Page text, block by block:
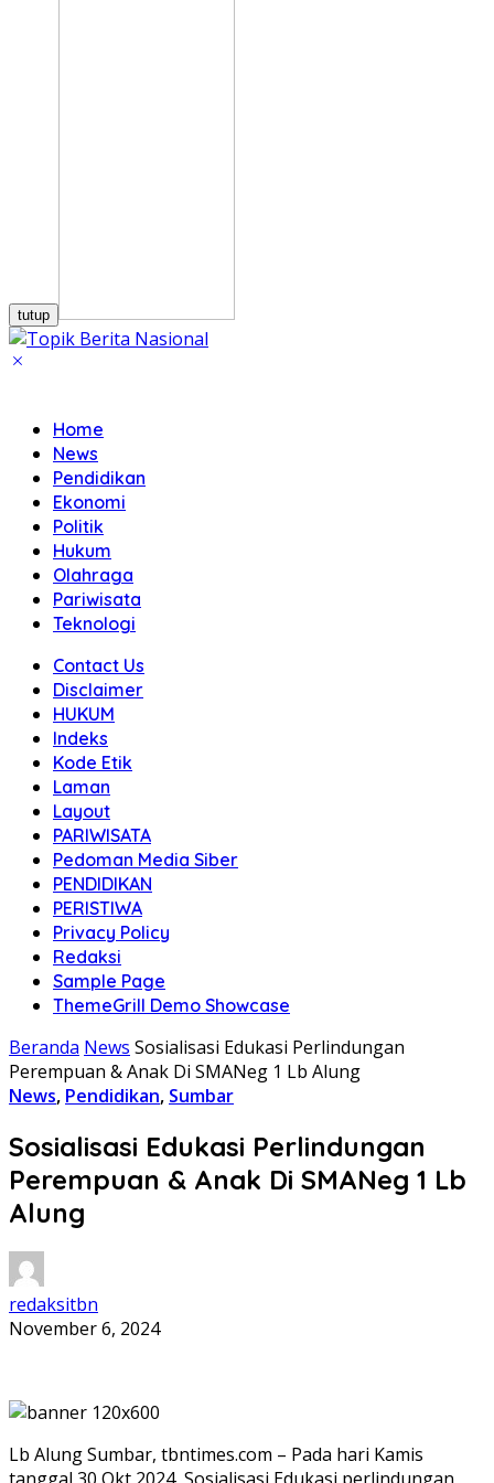
tutup
Home
News
Pendidikan
Ekonomi
Politik
Hukum
Olahraga
Pariwisata
Teknologi
Contact Us
Disclaimer
HUKUM
Indeks
Kode Etik
Laman
Layout
PARIWISATA
Pedoman Media Siber
PENDIDIKAN
PERISTIWA
Privacy Policy
Redaksi
Sample Page
ThemeGrill Demo Showcase
Beranda News Sosialisasi Edukasi Perlindungan
Perempuan & Anak Di SMANeg 1 Lb Alung
News, Pendidikan, Sumbar
Sosialisasi Edukasi Perlindungan
Perempuan & Anak Di SMANeg 1 Lb
Alung
redaksitbn
November 6, 2024
Lb Alung Sumbar, tbntimes.com – Pada hari Kamis